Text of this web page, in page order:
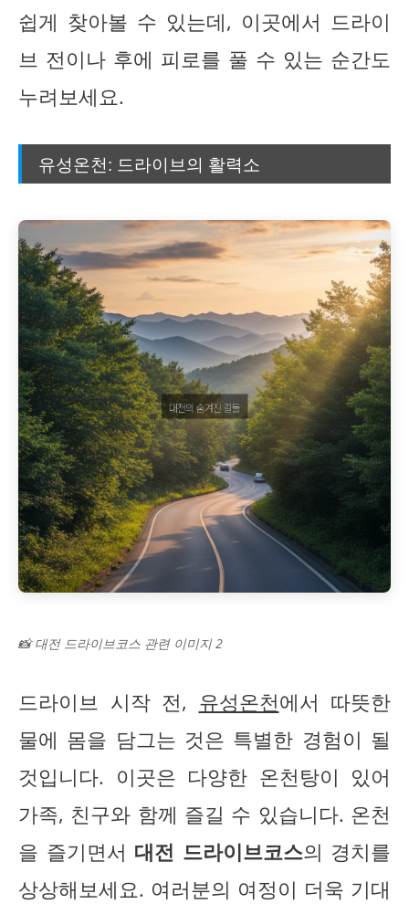
쉽게 찾아볼 수 있는데, 이곳에서 드라이
브 전이나 후에 피로를 풀 수 있는 순간도
누려보세요.
유성온천: 드라이브의 활력소
📸 대전 드라이브코스 관련 이미지 2
드라이브 시작 전, 유성온천에서 따뜻한
물에 몸을 담그는 것은 특별한 경험이 될
것입니다. 이곳은 다양한 온천탕이 있어
가족, 친구와 함께 즐길 수 있습니다. 온천
을 즐기면서 대전 드라이브코스의 경치를
상상해보세요. 여러분의 여정이 더욱 기대